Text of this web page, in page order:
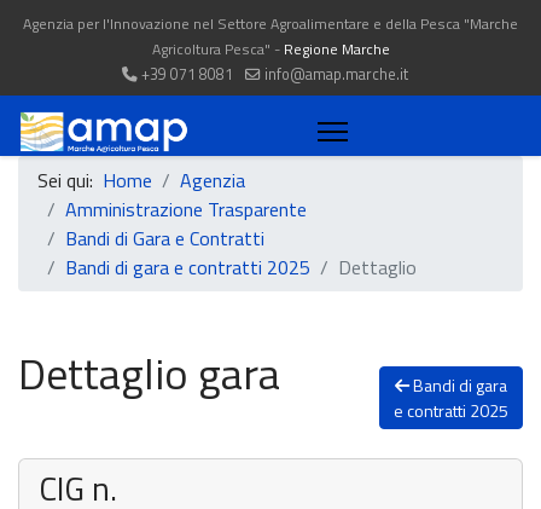
Agenzia per l'Innovazione nel Settore Agroalimentare e della Pesca "Marche
Agricoltura Pesca" - Regione Marche
+39 071 8081
info@amap.marche.it
Sei qui: Home
Agenzia
Amministrazione Trasparente
Bandi di Gara e Contratti
Bandi di gara e contratti 2025
Dettaglio
Dettaglio gara
Bandi di gara
e contratti 2025
CIG n.